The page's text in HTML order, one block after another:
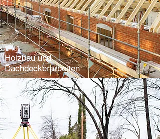
Holzbau und
Dachdeckerarbeiten